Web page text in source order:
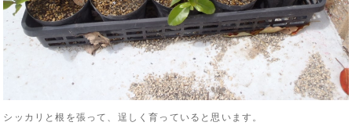
シッカリと根を張って、逞しく育っていると思います。